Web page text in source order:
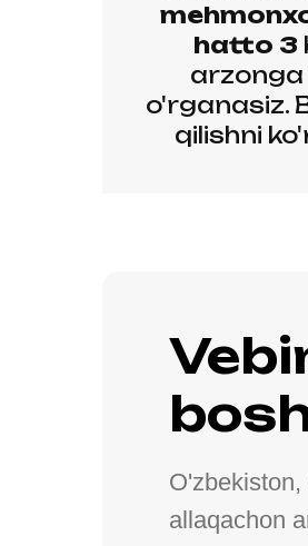
hatto 3
arzonga
o'rganasiz.
qilishni
allaqachon